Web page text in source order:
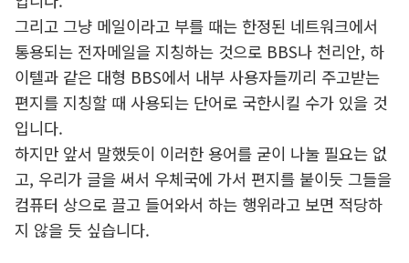
그리고 그냥 메일이라고 부를 때는 한정된 네트워크에서
통용되는 전자메일을 지칭하는 것으로 BBS나 천리안, 하
이텔과 같은 대형 BBS에서 내부 사용자들끼리 주고받는
편지를 지칭할 때 사용되는 단어로 국한시킬 수가 있을 것
입니다.
하지만 앞서 말했듯이 이러한 용어를 굳이 나눌 필요는 없
고, 우리가 글을 써서 우체국에 가서 편지를 붙이듯 그들을
컴퓨터 상으로 끌고 들어와서 하는 행위라고 보면 적당하
지 않을 듯 싶습니다.